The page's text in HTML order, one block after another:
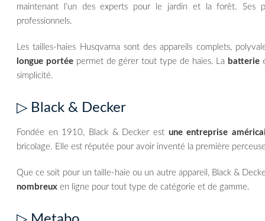
maintenant l’un des experts pour le jardin et la forêt. Ses
professionnels.
Les tailles-haies Husqvarna sont des appareils complets,
longue portéepermet de gérer tout type de haies. La batterie
simplicité.
▷ Black & Decker
Fondée en 1910, Black & Decker est une entreprise
bricolage. Elle est réputée pour avoir inventé la première
Que ce soit pour un taille-haie ou un autre appareil, Black &
nombreux en ligne pour tout type de catégorie et de gamme.